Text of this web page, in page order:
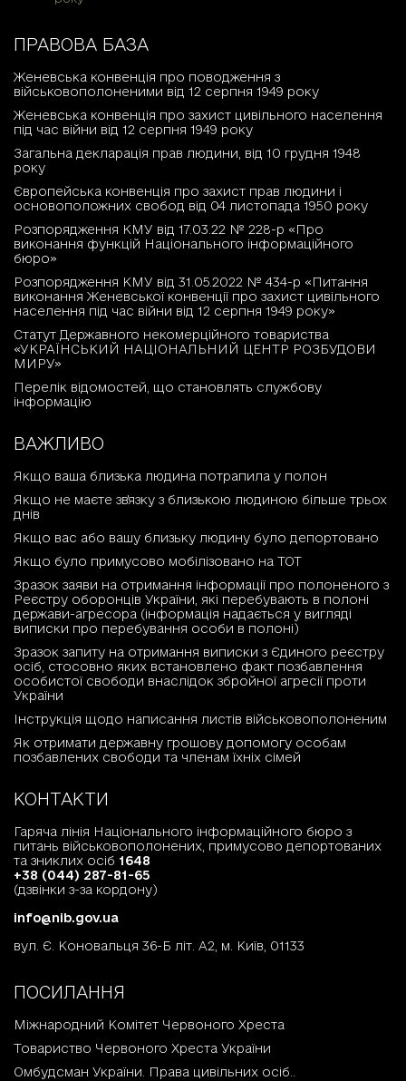
ПРАВОВА БАЗА
Женевська конвенція про поводження з
військовополоненими від 12 серпня 1949 року
Женевська конвенція про захист цивільного населення
під час війни від 12 серпня 1949 року
Загальна декларація прав людини, від 10 грудня 1948
року
Європейська конвенція про захист прав людини і
основоположних свобод від 04 листопада 1950 року
Розпорядження КМУ від 17.03.22 № 228-р «Про
виконання функцій Національного інформаційного
бюро»
Розпорядження КМУ від 31.05.2022 № 434-р «Питання
виконання Женевської конвенції про захист цивільного
населення під час війни від 12 серпня 1949 року»
Статут Державного некомерційного товариства
«УКРАЇНСЬКИЙ НАЦІОНАЛЬНИЙ ЦЕНТР РОЗБУДОВИ
МИРУ»
Перелік відомостей, що становлять службову
інформацію
ВАЖЛИВО
Якщо ваша близька людина потрапила у полон
Якщо не маєте зв'язку з близькою людиною більше трьох
днів
Якщо вас або вашу близьку людину було депортовано
Якщо було примусово мобілізовано на ТОТ
Зразок заяви на отримання інформації про полоненого з
Реєстру оборонців України, які перебувають в полоні
держави-агресора (інформація надається у вигляді
виписки про перебування особи в полоні)
Зразок запиту на отримання виписки з Єдиного реєстру
осіб, стосовно яких встановлено факт позбавлення
особистої свободи внаслідок збройної агресії проти
України
Інструкція щодо написання листів військовополоненим
Як отримати державну грошову допомогу особам
позбавлених свободи та членам їхніх сімей
КОНТАКТИ
Гаряча лінія Національного інформаційного бюро з
питань військовополонених, примусово депортованих
та зниклих осіб 1648
+38 (044) 287-81-65
(дзвінки з-за кордону)
info@nib.gov.ua
вул. Є. Коновальця 36-Б літ. А2, м. Київ, 01133
ПОСИЛАННЯ
Міжнародний Комітет Червоного Хреста
Товариство Червоного Хреста України
Омбудсман України. Права цивільних осіб..